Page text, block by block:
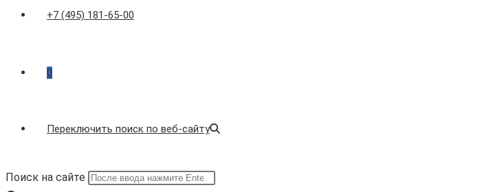
+7 (495) 181-65-00
0
Переключить поиск по веб-сайту
Поиск на сайте